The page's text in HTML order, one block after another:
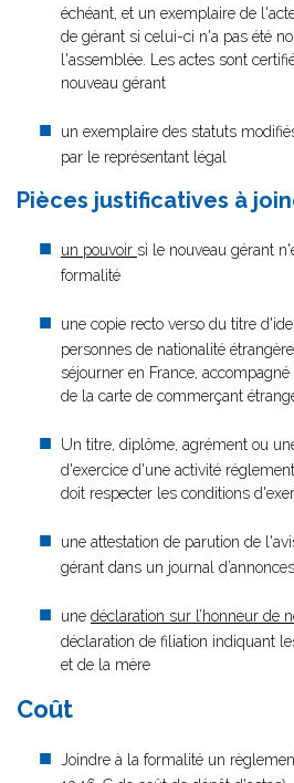
échéant, et un exemplaire de
de gérant si celui-ci n'a pas été
l'assemblée. Les actes sont
nouveau gérant
un exemplaire des statuts
par le représentant légal
Pièces justificatives à
un pouvoir si le nouveau gérant
formalité
une copie recto verso du titre
personnes de nationalité
séjourner en France,
de la carte de commerçant
Un titre, diplôme, agrément ou
d'exercice d'une activité
doit respecter les conditions
une attestation de parution de
gérant dans un journal
une déclaration sur l’honneur de
déclaration de filiation indiquant
et de la mère
Coût
Joindre à la formalité un